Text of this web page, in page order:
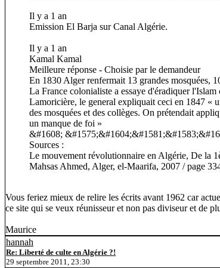
Il y a 1 an
Emission El Barja sur Canal Algérie.
Il y a 1 an
Kamal Kamal
Meilleure réponse - Choisie par le demandeur
En 1830 Alger renfermait 13 grandes mosquées,
La France colonialiste a essaye d'éradiquer
Lamoricière, le general expliquait ceci en 1847 «
des mosquées et des collèges. On prétendait
un manque de foi »
&#1608;
Sources :
Le mouvement révolutionnaire en Algérie, De la
Mahsas Ahmed, Alger, el-Maarifa, 2007 / page
Vous feriez mieux de relire les écrits avant 1962 car
ce site qui se veux réunisseur et non pas diviseur et de
Maurice
hannah
Re: Liberté de culte en Algérie ?!
29 septembre 2011, 23:30